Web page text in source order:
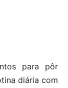
para pôr
diária com